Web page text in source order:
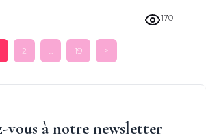
170
2 ... 19 >
vous à notre newsletter